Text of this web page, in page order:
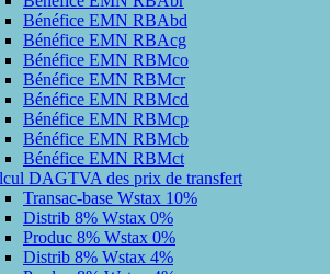
Bénéfice EMN RBAbd
Bénéfice EMN RBAcg
Bénéfice EMN RBMco
Bénéfice EMN RBMcr
Bénéfice EMN RBMcd
Bénéfice EMN RBMcp
Bénéfice EMN RBMcb
Bénéfice EMN RBMct
DAGTVA des prix de transfert
Transac-base Wstax 10%
Distrib 8% Wstax 0%
Produc 8% Wstax 0%
Distrib 8% Wstax 4%